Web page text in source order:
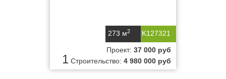
K127321
273 м2
1
Проект: 37 000 руб
Строительство: 4 980 000 руб